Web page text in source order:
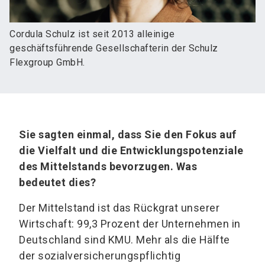
Cordula Schulz ist seit 2013 alleinige
geschäftsführende Gesellschafterin der Schulz
Flexgroup GmbH.
Sie sagten einmal, dass Sie den Fokus auf
die Vielfalt und die Entwicklungspotenziale
des Mittelstands bevorzugen. Was
bedeutet dies?
Der Mittelstand ist das Rückgrat unserer
Wirtschaft: 99,3 Prozent der Unternehmen in
Deutschland sind KMU. Mehr als die Hälfte
der sozialversicherungspflichtig